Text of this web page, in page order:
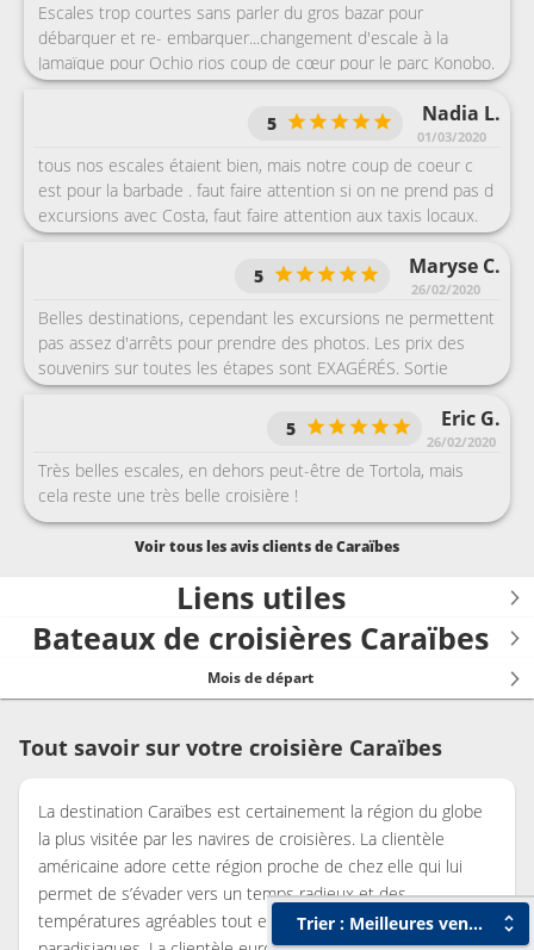
Trier : Meilleures ventes
Escales trop courtes sans parler du gros bazar pour
débarquer et re- embarquer...changement d'escale à la
Jamaïque pour Ochio rios coup de cœur pour le parc Konobo.
Aruba il y a des bus locaux juste en face des terminaux pour
aller aux plages. Wifi gratuit dans le centre commercialNadia L.
01/03/2020
5
tous nos escales étaient bien, mais notre coup de coeur c
est pour la barbade . faut faire attention si on ne prend pas d
excursions avec Costa, faut faire attention aux taxis locaux.
Maryse C.
26/02/2020
5
Belles destinations, cependant les excursions ne permettent
pas assez d'arrêts pour prendre des photos. Les prix des
souvenirs sur toutes les étapes sont EXAGÉRÉS. Sortie
snorkling sur la barrière de corail excellente. Sous marin,
cette excursion aurait mérité des casques pour traduction
en français. D'ailleurs toutes les excursions devraient être
équipées de masques traducteurs
Eric G.
26/02/2020
5
Très belles escales, en dehors peut-être de Tortola, mais
cela reste une très belle croisière !
Voir tous les avis clients de Caraïbes
Liens utiles
Bateaux de croisières Caraïbes
Mois de départ
Tout savoir sur votre croisière Caraïbes
La destination Caraïbes est certainement la région du globe
la plus visitée par les navires de croisières. La clientèle
américaine adore cette région proche de chez elle qui lui
permet de s’évader vers un temps radieux et des
températures agréables tout en profitant de paysages